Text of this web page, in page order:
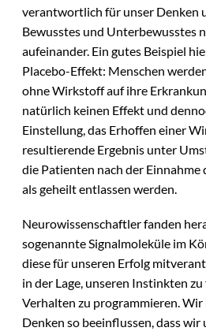
verantwortlich für unser Denken
Bewusstes und Unterbewusstes
aufeinander. Ein gutes Beispiel
Placebo-Effekt: Menschen
ohne Wirkstoff auf ihre
natürlich keinen Effekt und
Einstellung, das Erhoffen einer
resultierende Ergebnis unter
die Patienten nach der Einnahme
als geheilt entlassen werden.
Neurowissenschaftler fanden
sogenannte Signalmoleküle im
diese für unseren Erfolg
in der Lage, unseren Instinkten
Verhalten zu programmieren.
Denken so beeinflussen, dass wir